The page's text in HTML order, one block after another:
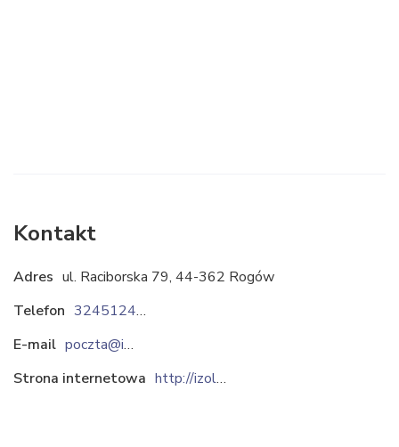
Kontakt
Adres ul. Raciborska 79, 44-362 Rogów
Telefon
324512444
E-mail
poczta@izol-plast.rogow.pl
Strona internetowa
http://izol-plast.rogow.pl